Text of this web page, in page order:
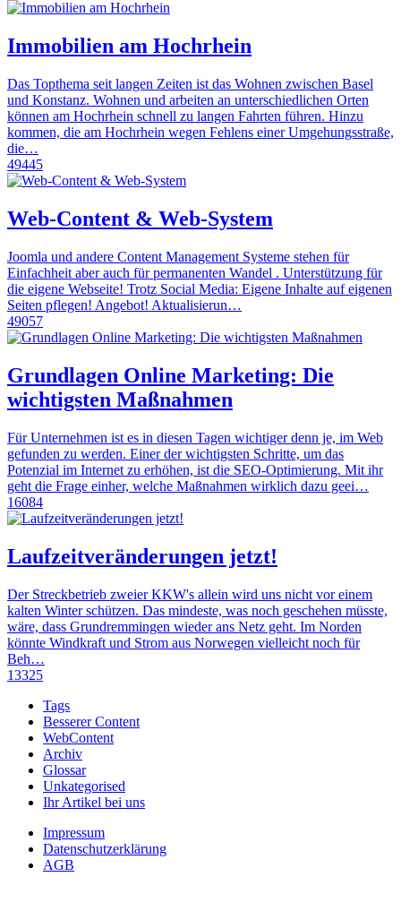
Immobilien am Hochrhein
Das Topthema seit langen Zeiten ist das Wohnen zwischen Basel
und Konstanz. Wohnen und arbeiten an unterschiedlichen Orten
können am Hochrhein schnell zu langen Fahrten führen. Hinzu
kommen, die am Hochrhein wegen Fehlens einer Umgehungsstraße,
die…
49445
Web-Content & Web-System
Joomla und andere Content Management Systeme stehen für
Einfachheit aber auch für permanenten Wandel . Unterstützung für
die eigene Webseite! Trotz Social Media: Eigene Inhalte auf eigenen
Seiten pflegen! Angebot! Aktualisierun…
49057
Grundlagen Online Marketing: Die
wichtigsten Maßnahmen
Für Unternehmen ist es in diesen Tagen wichtiger denn je, im Web
gefunden zu werden. Einer der wichtigsten Schritte, um das
Potenzial im Internet zu erhöhen, ist die SEO-Optimierung. Mit ihr
geht die Frage einher, welche Maßnahmen wirklich dazu geei…
16084
Laufzeitveränderungen jetzt!
Der Streckbetrieb zweier KKW's allein wird uns nicht vor einem
kalten Winter schützen. Das mindeste, was noch geschehen müsste,
wäre, dass Grundremmingen wieder ans Netz geht. Im Norden
könnte Windkraft und Strom aus Norwegen vielleicht noch für
Beh…
13325
Tags
Besserer Content
WebContent
Archiv
Glossar
Unkategorised
Ihr Artikel bei uns
Impressum
Datenschutzerklärung
AGB